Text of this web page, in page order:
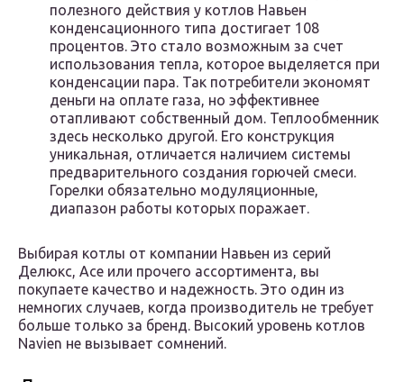
полезного действия у котлов Навьен
конденсационного типа достигает 108
процентов. Это стало возможным за счет
использования тепла, которое выделяется при
конденсации пара. Так потребители экономят
деньги на оплате газа, но эффективнее
отапливают собственный дом. Теплообменник
здесь несколько другой. Его конструкция
уникальная, отличается наличием системы
предварительного создания горючей смеси.
Горелки обязательно модуляционные,
диапазон работы которых поражает.
Выбирая котлы от компании Навьен из серий
Делюкс, Ace или прочего ассортимента, вы
покупаете качество и надежность. Это один из
немногих случаев, когда производитель не требует
больше только за бренд. Высокий уровень котлов
Navien не вызывает сомнений.